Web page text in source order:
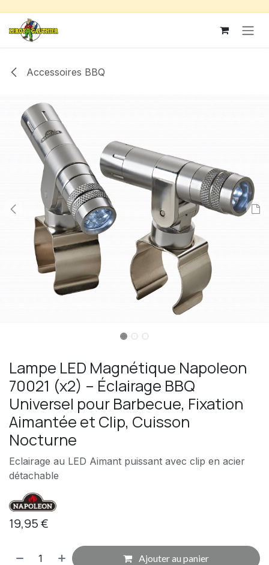
Se rendre au contenu
Accessoires BBQ
Lampe LED Magnétique Napoleon
70021 (x2) – Éclairage BBQ
Universel pour Barbecue, Fixation
Aimantée et Clip, Cuisson
Nocturne
Eclairage au LED Aimant puissant avec clip en acier
détachable
19,95€
Ajouter au panier